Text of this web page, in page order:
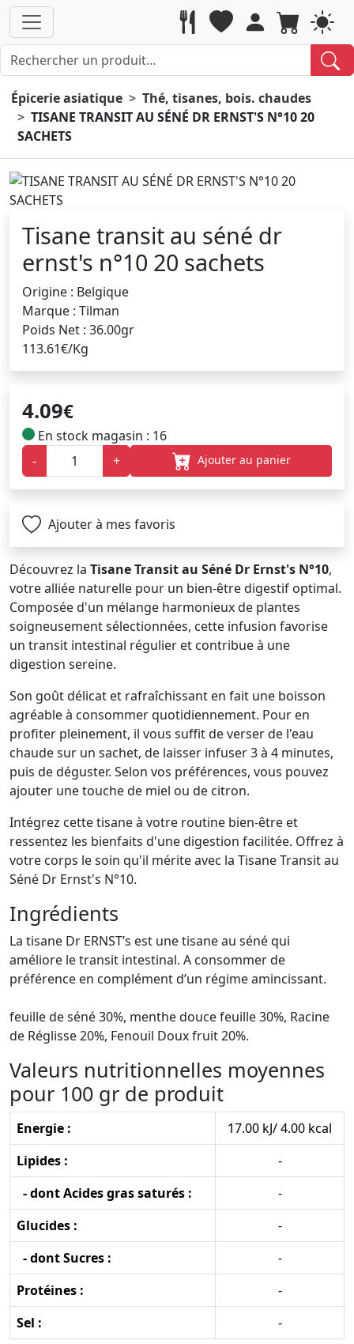
Épicerie asiatique
Thé, tisanes, bois. chaudes
TISANE TRANSIT AU SÉNÉ DR ERNST'S N°10 20
SACHETS
Tisane transit au séné dr
ernst's n°10 20 sachets
Origine : Belgique
Marque : Tilman
Poids Net : 36.00gr
113.61€/Kg
4.09€
En stock magasin : 16
-
+ Ajouter au panier
Ajouter à mes favoris
Découvrez la Tisane Transit au Séné Dr Ernst's N°10,
votre alliée naturelle pour un bien-être digestif optimal.
Composée d'un mélange harmonieux de plantes
soigneusement sélectionnées, cette infusion favorise
un transit intestinal régulier et contribue à une
digestion sereine.
Son goût délicat et rafraîchissant en fait une boisson
agréable à consommer quotidiennement. Pour en
profiter pleinement, il vous suffit de verser de l'eau
chaude sur un sachet, de laisser infuser 3 à 4 minutes,
puis de déguster. Selon vos préférences, vous pouvez
ajouter une touche de miel ou de citron.
Intégrez cette tisane à votre routine bien-être et
ressentez les bienfaits d'une digestion facilitée. Offrez à
votre corps le soin qu'il mérite avec la Tisane Transit au
Séné Dr Ernst's N°10.
Ingrédients
La tisane Dr ERNST’s est une tisane au séné qui
améliore le transit intestinal. A consommer de
préférence en complément d’un régime amincissant.
feuille de séné 30%, menthe douce feuille 30%, Racine
de Réglisse 20%, Fenouil Doux fruit 20%.
Valeurs nutritionnelles moyennes
pour 100 gr de produit
Energie :
17.00 kJ/ 4.00 kcal
Lipides :
-
- dont Acides gras saturés :
-
Glucides :
-
- dont Sucres :
-
Protéines :
-
Sel :
-